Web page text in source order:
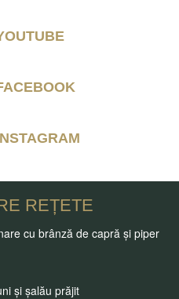
REȚETE
cu brânză de capră și piper
și șalău prăjit